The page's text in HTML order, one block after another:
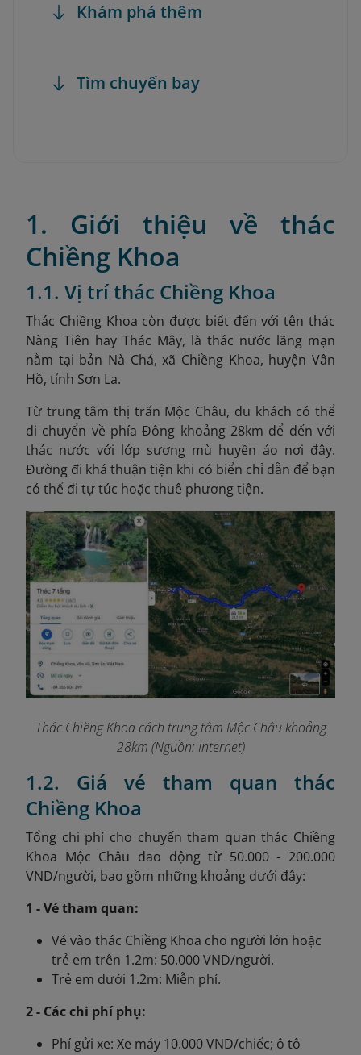
Khám phá thêm
Tìm chuyến bay
1. Giới thiệu về thác
Chiềng Khoa
1.1. Vị trí thác Chiềng Khoa
Thác Chiềng Khoa còn được biết đến với tên thác
Nàng Tiên hay Thác Mây, là thác nước lãng mạn
nằm tại bản Nà Chá, xã Chiềng Khoa, huyện Vân
Hồ, tỉnh Sơn La.
Từ trung tâm thị trấn Mộc Châu, du khách có thể
di chuyển về phía Đông khoảng 28km để đến với
thác nước với lớp sương mù huyền ảo nơi đây.
Đường đi khá thuận tiện khi có biển chỉ dẫn để bạn
có thể đi tự túc hoặc thuê phương tiện.
Thác Chiềng Khoa cách trung tâm Mộc Châu khoảng
28km (Nguồn: Internet)
1.2. Giá vé tham quan thác
Chiềng Khoa
Tổng chi phí cho chuyến tham quan thác Chiềng
Khoa Mộc Châu dao động từ 50.000 - 200.000
VND/người, bao gồm những khoảng dưới đây:
1 - Vé tham quan:
Vé vào thác Chiềng Khoa cho người lớn hoặc
trẻ em trên 1.2m: 50.000 VND/người.
Trẻ em dưới 1.2m: Miễn phí.
2 - Các chi phí phụ:
Phí gửi xe: Xe máy 10.000 VND/chiếc; ô tô